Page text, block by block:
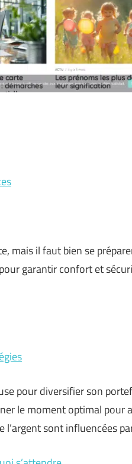
mais il faut bien se
garantir confort et
pour diversifier son
le moment optimal pour
l’argent sont influencées